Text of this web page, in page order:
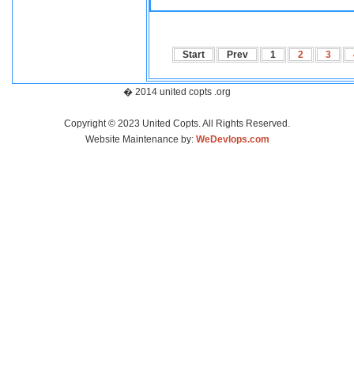
Start Prev 1 2 3
� 2014 united copts .org
Copyright © 2023 United Copts. All Rights Reserved.
Website Maintenance by: WeDevlops.com